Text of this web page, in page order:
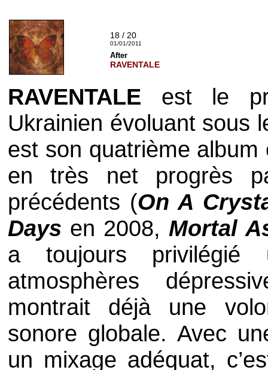
18 / 20
01/01/2011
After
RAVENTALE
RAVENTALE est le
Ukrainien évoluant sous
est son quatrième
en très net progrès
précédents (On A
Days en 2008, Mortal
a toujours
atmosphères
montrait déjà une
sonore globale. Avec
un mixage adéquat,